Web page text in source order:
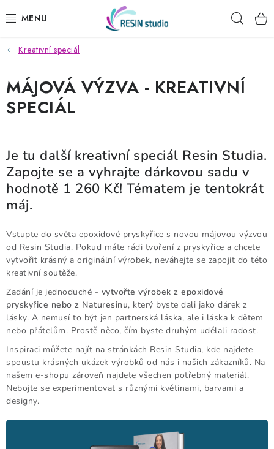
na
KREATIVNÍ SADY
PRYSKYŘICE
PRÁŠKOVÉ HMOTY
DŘEVĚNÉ STAVEBNICE
MÝDLA
SVÍČKY
OBRAZY PODLE FOTKY
SQUISHY
DIAMANTOVÉ MALOVÁNÍ
VÝPRODEJ
VÝROBKY Z PRYSKYŘICE
DÁRKOVÉ POUKAZY
Kreativní speciál
MÁJOVÁ VÝZVA - KREATIVNÍ
SPECIÁL
Je tu další kreativní speciál Resin Studia.
Zapojte se a vyhrajte dárkovou sadu v
hodnotě 1 260 Kč! Tématem je tentokrát
máj.
Vstupte do světa epoxidové pryskyřice s novou májovou výzvou
od Resin Studia. Pokud máte rádi tvoření z pryskyřice a chcete
vytvořit krásný a originální výrobek, neváhejte se zapojit do této
kreativní soutěže.
Zadání je jednoduché - vytvořte výrobek z epoxidové
pryskyřice nebo z Naturesinu, který byste dali jako dárek z
lásky. A nemusí to být jen partnerská láska, ale i láska k dětem
nebo přátelům. Prostě něco, čím byste druhým udělali radost.
Inspiraci můžete najít na stránkách Resin Studia, kde najdete
spoustu krásných ukázek výrobků od nás i našich zákazníků. Na
našem e-shopu zároveň najdete všechen potřebný materiál.
Nebojte se experimentovat s různými květinami, barvami a
designy.